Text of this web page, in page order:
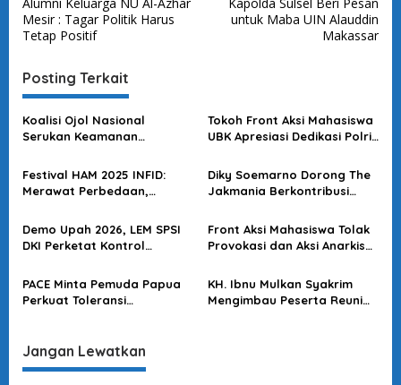
a
v
g
a
s
p
s
Mesir : Tagar Politik Harus
Tetap Positif
untuk Maba UIN Alauddin
Makassar
Posting Terkait
Koalisi Ojol Nasional
Serukan Keamanan
Tahun Baru
Tokoh Front Aksi Mahasiswa
UBK Apresiasi Dedikasi Polri
Festival HAM 2025 INFID:
Merawat Perbedaan,
Menjaga Keadilan
Diky Soemarno Dorong The
Jakmania Berkontribusi
Demo Upah 2026, LEM SPSI
DKI Perketat Kontrol
Front Aksi Mahasiswa Tolak
Provokasi dan Aksi Anarkis
PACE Minta Pemuda Papua
Perkuat Toleransi
KH. Ibnu Mulkan Syakrim
Mengimbau Peserta Reuni
Jangan Lewatkan